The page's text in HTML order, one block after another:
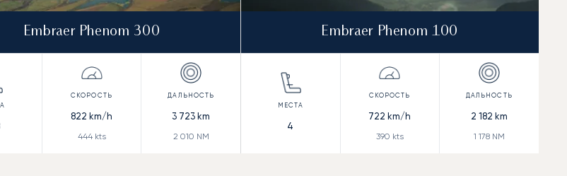
Embraer Phenom 300
822 km/h
444kts
3 723 km
2 010 NM
Embraer Phenom 100
4
722 km/h
390 kts
2 182 km
1 178NM